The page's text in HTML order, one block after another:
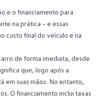
e o financiamento para
na prática – e essas
custo final do veículo e na
de forma imediata, desde
que, logo após a
em suas mãos. No entanto,
O financiamento inclui taxas